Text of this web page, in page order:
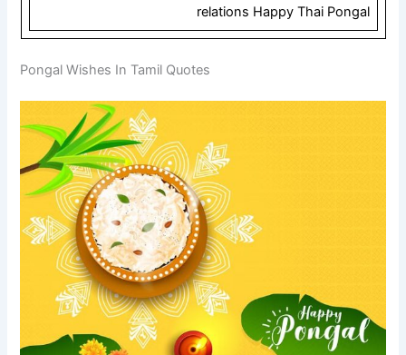
relations Happy Thai Pongal
Pongal Wishes In Tamil Quotes